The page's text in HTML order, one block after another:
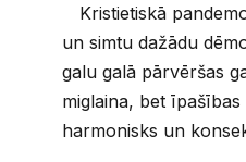
Kristietiskā
un simtu dažādu
galu galā pārvēršas
miglaina, bet
harmonisks un